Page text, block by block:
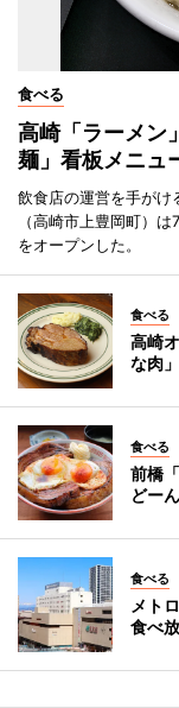
食べる
高崎「ラーメ
麺」看板メニュ
飲食店の運営を手がけ
（高崎市上豊岡町）
をオープンした。
食べる
高崎
な肉
食べる
前橋
どー
食べる
メト
食べ